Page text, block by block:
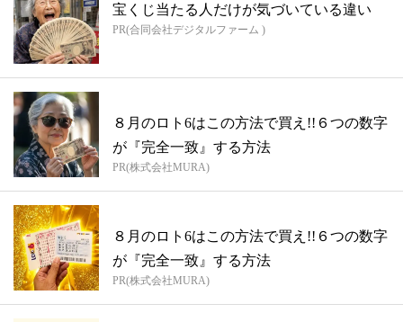
宝くじ当たる人だけが気づいている違い
PR(合同会社デジタルファーム )
８月のロト6はこの方法で買え!!６つの数字
が『完全一致』する方法
PR(株式会社MURA)
８月のロト6はこの方法で買え!!６つの数字
が『完全一致』する方法
PR(株式会社MURA)